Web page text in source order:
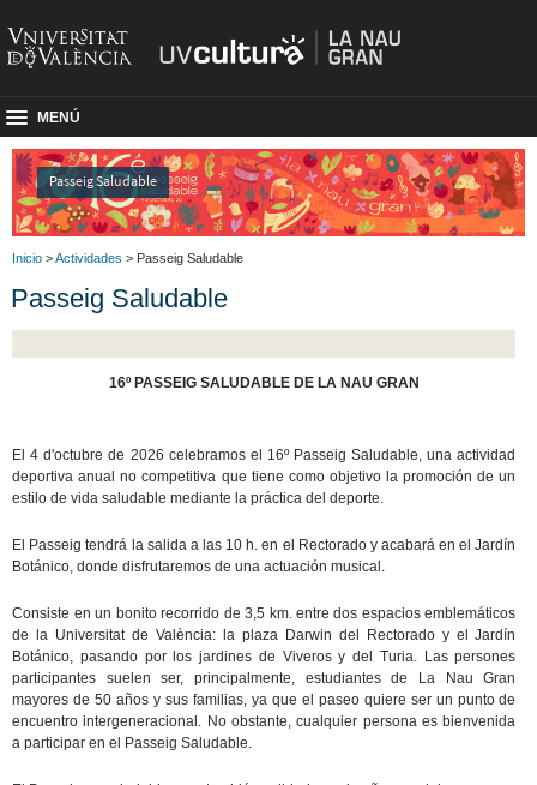
MENÚ
Passeig Saludable
Inicio >Actividades > Passeig Saludable
Passeig Saludable
16º PASSEIG SALUDABLE DE LA NAU GRAN
El 4 d'octubre de 2026 celebramos el 16º Passeig Saludable, una actividad
deportiva anual no competitiva que tiene como objetivo la promoción de un
estilo de vida saludable mediante la práctica del deporte.
El Passeig tendrá la salida a las 10 h. en el Rectorado y acabará en el Jardín
Botánico, donde disfrutaremos de una actuación musical.
Consiste en un bonito recorrido de 3,5 km. entre dos espacios emblemáticos
de la Universitat de València: la plaza Darwin del Rectorado y el Jardín
Botánico, pasando por los jardines de Viveros y del Turia. Las persones
participantes suelen ser, principalmente, estudiantes de La Nau Gran
mayores de 50 años y sus familias, ya que el paseo quiere ser un punto de
encuentro intergeneracional. No obstante, cualquier persona es bienvenida
a participar en el Passeig Saludable.